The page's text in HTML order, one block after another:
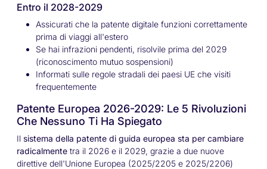
Entro il 2028-2029
Assicurati che la patente digitale funzioni correttamente
prima di viaggi all'estero
Se hai infrazioni pendenti, risolvile prima del 2029
(riconoscimento mutuo sospensioni)
Informati sulle regole stradali dei paesi UE che visiti
frequentemente
Patente Europea 2026-2029: Le 5 Rivoluzioni
Che Nessuno Ti Ha Spiegato
Il sistema della patente di guida europea sta per cambiare
radicalmente tra il 2026 e il 2029, grazie a due nuove
direttive dell'Unione Europea (2025/2205 e 2025/2206)